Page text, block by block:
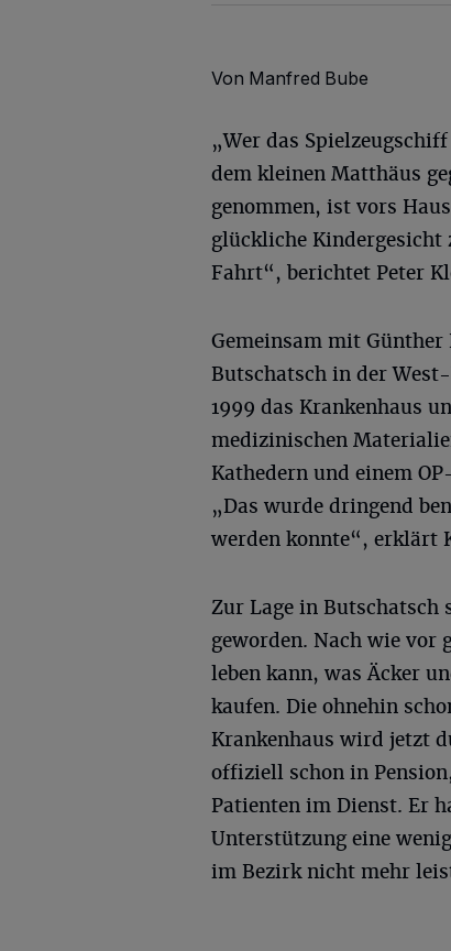
Von Manfred Bube
„Wer das
dem kleinen Matthäus
genommen, ist vors
glückliche Kindergesicht
Fahrt“, berichtet Peter
Gemeinsam mit
Butschatsch in der
1999 das Krankenhaus
medizinischen
Kathedern und einem
„Das wurde dringend
werden konnte“, erklärt
Zur Lage in
geworden. Nach wie vor
leben kann, was Äcker
kaufen. Die ohnehin
Krankenhaus wird jetzt
offiziell schon in
Patienten im Dienst. Er
Unterstützung eine
im Bezirk nicht mehr